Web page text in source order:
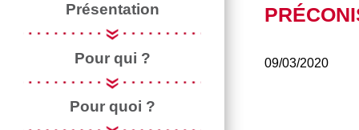
Présentation
Pour qui ?
Pour quoi ?
09/03/2020